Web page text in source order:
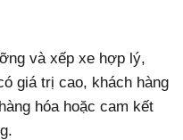
và xếp xe hợp lý,
giá trị cao, khách hàng
hóa hoặc cam kết